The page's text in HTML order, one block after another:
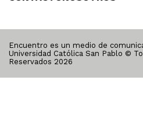
Encuentro es un medio de
Universidad Católica San Pablo ©
Reservados 2026